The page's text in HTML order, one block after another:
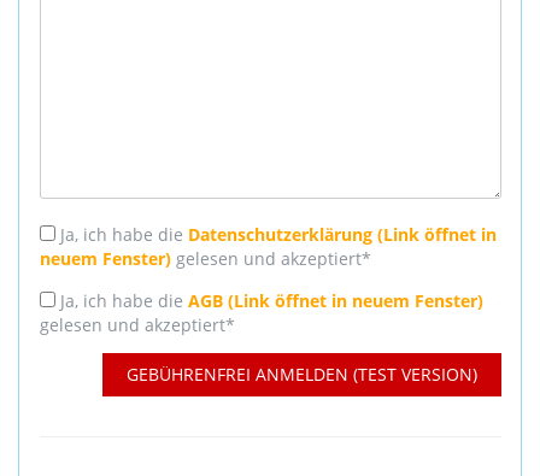
Ja, ich habe die Datenschutzerklärung (Link öffnet in
neuem Fenster)gelesen und akzeptiert*
Ja, ich habe die AGB (Link öffnet in neuem Fenster)
gelesen und akzeptiert*